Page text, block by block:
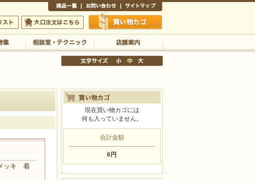
します
大口注文はこちら 買い物かご
店舗案内
ッキ 着
現在買い物カゴには
何も入っていません。
合計金額
0円